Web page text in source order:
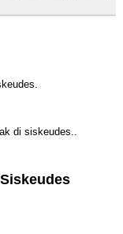
di siskeudes..